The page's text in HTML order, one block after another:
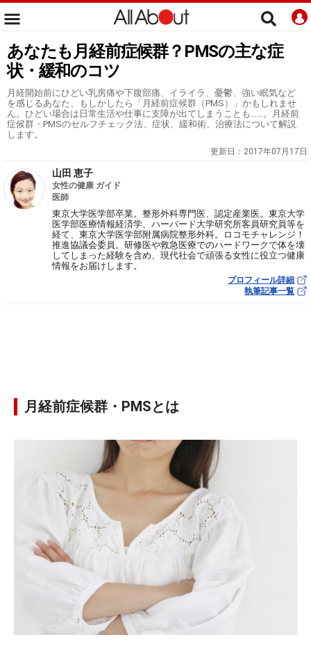
あなたも月経前症候群？PMSの主な症
状・緩和のコツ
月経開始前にひどい乳房痛や下腹部痛、イライラ、憂鬱、強い眠気など
を感じるあなた、もしかしたら「月経前症候群（PMS）」かもしれませ
ん。ひどい場合は日常生活や仕事に支障が出てしまうことも……。月経前
症候群・PMSのセルフチェック法、症状、緩和術、治療法について解説
します。
更新日： 2017年07月17日
山田 恵子
女性の健康 ガイド
医師
東京大学医学部卒業。整形外科専門医、認定産業医。東京大学
医学部医療情報経済学、ハーバード大学研究所客員研究員等を
経て、東京大学医学部附属病院整形外科。ロコモチャレンジ！
推進協議会委員。研修医や救急医療でのハードワークで体を壊
してしまった経験を含め、現代社会で頑張る女性に役立つ健康
情報をお届けします。
プロフィール詳細
執筆記事一覧
月経前症候群・PMSとは